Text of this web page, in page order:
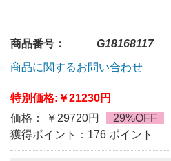
商品番号：
G18168117
商品に関するお問い合わせ
特別価格: ￥21230円
価格： ￥29720円
29%OFF
獲得ポイント：176 ポイント